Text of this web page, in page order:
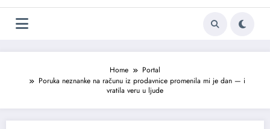
Home
Portal
Poruka neznanke na računu iz prodavnice promenila mi je dan — i
vratila veru u ljude